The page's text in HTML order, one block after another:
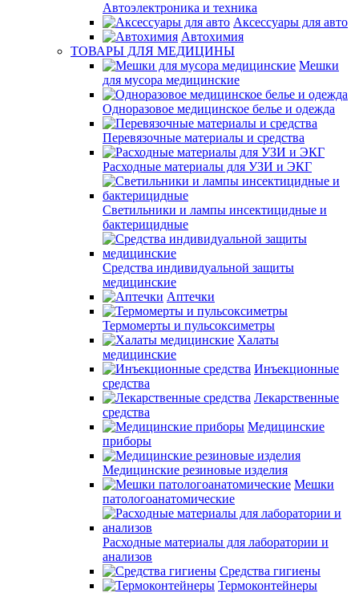
Автоэлектроника и техника
Аксессуары для авто
Автохимия
ТОВАРЫ ДЛЯ МЕДИЦИНЫ
Мешки
для мусора медицинские
Одноразовое медицинское белье и одежда
Перевязочные материалы и средства
Расходные материалы для УЗИ и ЭКГ
Светильники и лампы инсектицидные и
бактерицидные
Средства индивидуальной защиты
медицинские
Аптечки
Термомерты и пульсоксиметры
Халаты
медицинские
Инъекционные
средства
Лекарственные
средства
Медицинские
приборы
Медицинские резиновые изделия
Мешки
патологоанатомические
Расходные материалы для лаборатории и
анализов
Средства гигиены
Термоконтейнеры